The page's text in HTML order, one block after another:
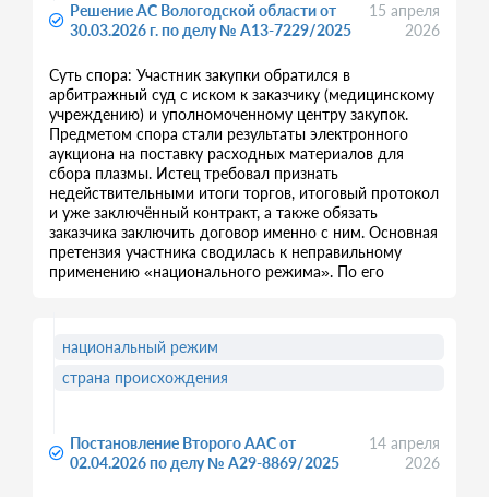
Решение АС Вологодской области от
30.03.2026 г. по делу № А13-7229/2025
15 апреля
2026
Суть спора: Участник закупки обратился в
арбитражный суд с иском к заказчику (медицинскому
учреждению) и уполномоченному центру закупок.
Предметом спора стали результаты электронного
аукциона на поставку расходных материалов для
сбора плазмы. Истец требовал признать
недействительными итоги торгов, итоговый протокол
и уже заключённый контракт, а также обязать
заказчика заключить договор именно с ним. Основная
претензия участника сводилась к неправильному
применению «национального режима». По его
Постановление Второго ААС от
02.04.2026 по делу № А29-8869/2025
14 апреля
2026
национальный режим
страна происхождения